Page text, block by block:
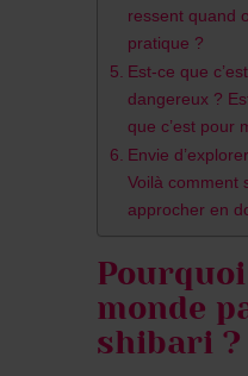
ressent quand
pratique ?
Est-ce que c’est
dangereux ?
que c’est pour
Envie
Voilà comment
approcher en
monde
shibari ?